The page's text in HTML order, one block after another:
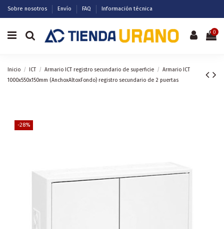
Sobre nosotros Envío FAQ Información técnica
0
Inicio ICT Armario ICT registro secundario de superficie
Armario ICT
1000x550x150mm (AnchoxAltoxFondo) registro secundario de 2 puertas
-28%